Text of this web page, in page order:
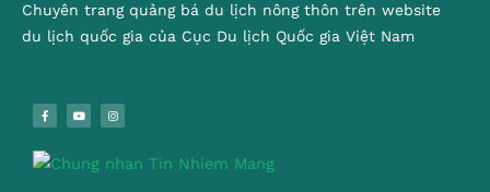
Chuyên trang quảng bá du lịch nông thôn trên website
du lịch quốc gia của Cục Du lịch Quốc gia Việt Nam